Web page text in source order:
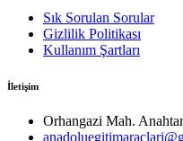
Sık Sorulan Sorular
Gizlilik Politikası
Kullanım Şartları
İletişim
Orhangazi Mah.